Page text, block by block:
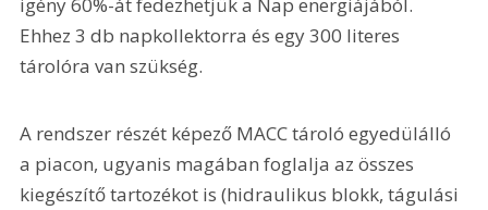
Ehhez 3 db napkollektorra és egy 300 literes
tárolóra van szükség.
A rendszer részét képező MACC tároló egyedülálló
a piacon, ugyanis magában foglalja az összes
kiegészítő tartozékot is (hidraulikus blokk, tágulási